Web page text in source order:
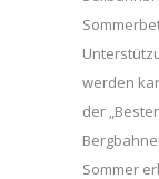
werden
der
Sommer